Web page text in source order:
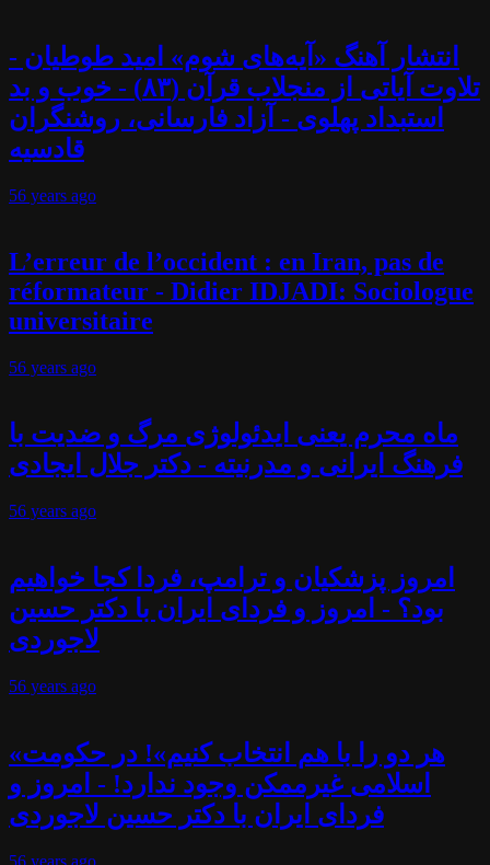
انتشار آهنگ «آیه‌های شوم» امید طوطیان -
تلاوت آیاتی از منجلاب قرآن (۸۳) - خوب و بد
استبداد پهلوی - آزاد فارسانی، روشنگران
قادسیه
56 years ago
L’erreur de l’occident : en Iran, pas de
réformateur - Didier IDJADI: Sociologue
universitaire
56 years ago
ماه محرم یعنی ایدئولوژی مرگ و ضدیت با
فرهنگ ایرانی و مدرنیته - دکتر جلال ایجادی
56 years ago
امروز پزشکیان و ترامپ، فردا کجا خواهیم
بود؟ - امروز و فردای ایران با دکتر حسین
لاجوردی
56 years ago
«هر دو را با هم انتخاب کنیم»! در حکومت
اسلامی غیرممکن وجود ندارد! - امروز و
فردای ایران با دکتر حسین لاجوردی
56 years ago